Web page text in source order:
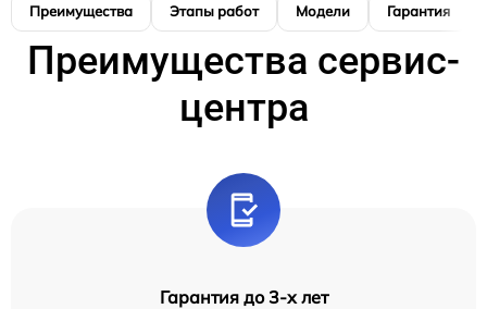
Преимущества Этапы работ Модели Гарантия
Преимущества сервис-
центра
Гарантия до 3-х лет